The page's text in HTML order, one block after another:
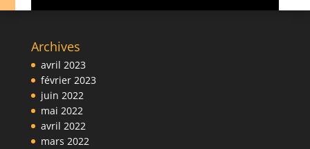
Archives
avril 2023
février 2023
juin 2022
mai 2022
avril 2022
mars 2022